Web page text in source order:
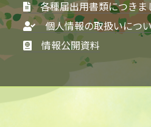
各種届出用書類につきま
個人情報の取扱いにつ
情報公開資料